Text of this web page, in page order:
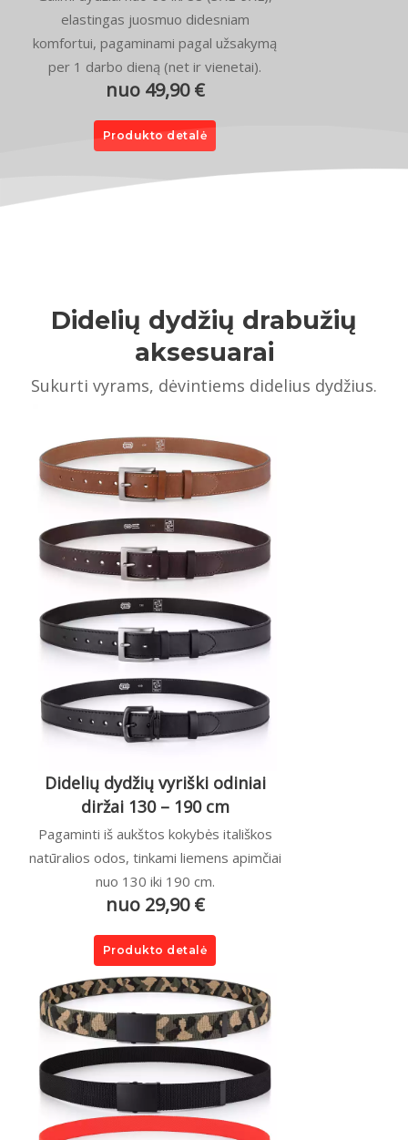
elastingas juosmuo didesniam
komfortui, pagaminami pagal užsakymą
per 1 darbo dieną (net ir vienetai).
nuo 49,90 €
Produkto detalė
Didelių dydžių drabužių
aksesuarai
Sukurti vyrams, dėvintiems didelius dydžius.
Didelių dydžių vyriški odiniai
diržai 130 – 190 cm
Pagaminti iš aukštos kokybės itališkos
natūralios odos, tinkami liemens apimčiai
nuo 130 iki 190 cm.
nuo 29,90 €
Produkto detalė